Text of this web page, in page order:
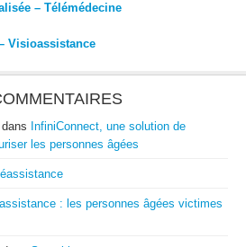
– Télémédecine
Visioassistance
dans InfiniConnect, une solution de
les personnes âgées
: les personnes âgées victimes